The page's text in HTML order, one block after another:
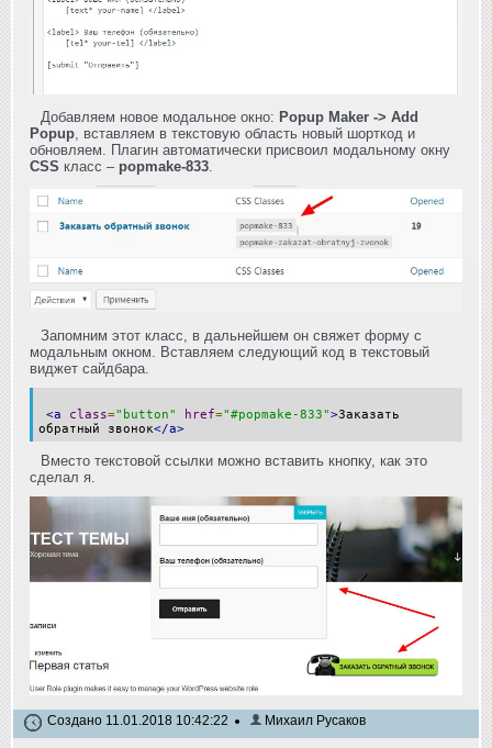
Добавляем новое модальное окно: Popup Maker -> Add
Popup, вставляем в текстовую область новый шорткод и
обновляем. Плагин автоматически присвоил модальному окну
CSS класс – popmake-833.
Запомним этот класс, в дальнейшем он свяжет форму с
модальным окном. Вставляем следующий код в текстовый
виджет сайдбара.
<a class="button" href="#popmake-833">Заказать
обратный звонок</a>
Вместо текстовой ссылки можно вставить кнопку, как это
сделал я.
Создано 11.01.2018 10:42:22 Михаил Русаков